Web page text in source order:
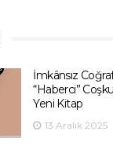
İmkânsız
“Haberci”
Yeni Kitap
13 Aralık 2025